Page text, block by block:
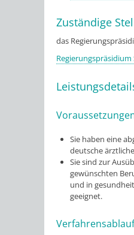
Zuständige
das
Sie haben eine
deutsche
Sie sind zur
gewünschten
und in
geeignet.
Verfahrensablauf